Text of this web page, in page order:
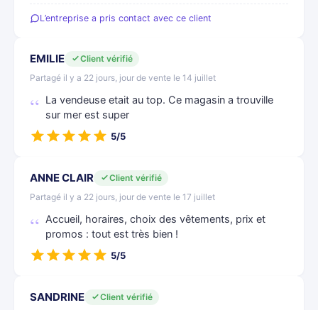
L’entreprise a pris contact avec ce client
EMILIE
Client vérifié
Partagé il y a 22 jours, jour de vente le 14 juillet
La vendeuse etait au top. Ce magasin a trouville
sur mer est super
5/5
ANNE CLAIR
Client vérifié
Partagé il y a 22 jours, jour de vente le 17 juillet
Accueil, horaires, choix des vêtements, prix et
promos : tout est très bien !
5/5
SANDRINE
Client vérifié